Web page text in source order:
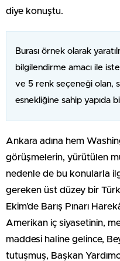
diye konuştu.
Burası örnek olarak
bilgilendirme amacı ile
ve 5 renk seçeneği olan,
esnekliğine sahip yapıda
Ankara adına hem
görüşmelerin, yürütülen
nedenle de bu konularla
gereken üst düzey bir
Ekim’de Barış Pınarı
Amerikan iç siyasetinin,
maddesi haline gelince,
tutuşmuş, Başkan